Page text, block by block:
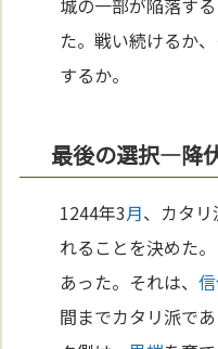
城の一部が陥落す
た。戦い続けるか
するか。
最後の選択—降
1244年3月、カタ
れることを決めた
あった。それは、
間までカタリ派で